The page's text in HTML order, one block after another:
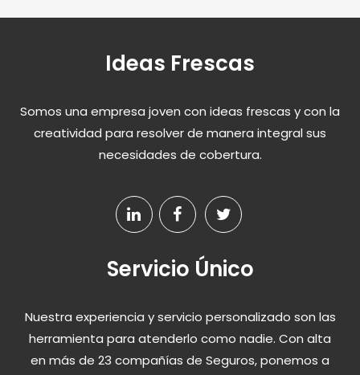
Ideas Frescas
Somos una empresa joven con ideas frescas y con la
creatividad para resolver de manera integral sus
necesidades de cobertura.
Servicio Único
Nuestra experiencia y servicio personalizado son las
herramienta para atenderlo como nadie. Con alta
en más de 23 compañías de Seguros, ponemos a